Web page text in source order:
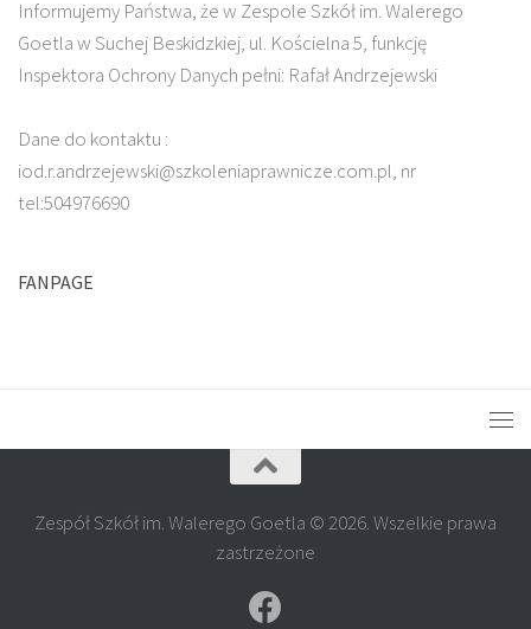
Informujemy Państwa, że w Zespole Szkół im. Walerego
Goetla w Suchej Beskidzkiej, ul. Kościelna 5, funkcję
Inspektora Ochrony Danych pełni: Rafał Andrzejewski
Dane do kontaktu :
iod.r.andrzejewski@szkoleniaprawnicze.com.pl, nr
tel:504976690
FANPAGE
Zespół Szkół im. Walerego Goetla © 2026. Wszelkie prawa
zastrzeżone